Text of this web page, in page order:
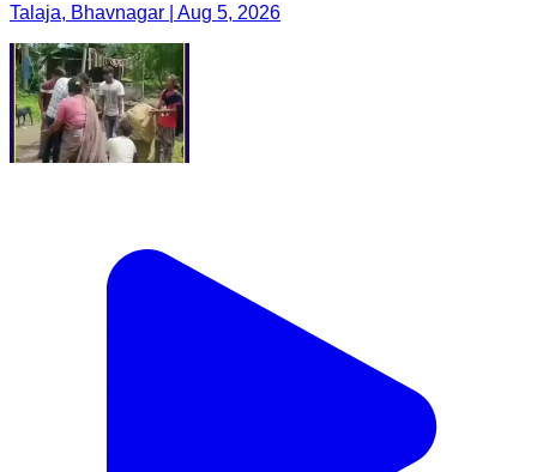
Talaja, Bhavnagar | Aug 5, 2026